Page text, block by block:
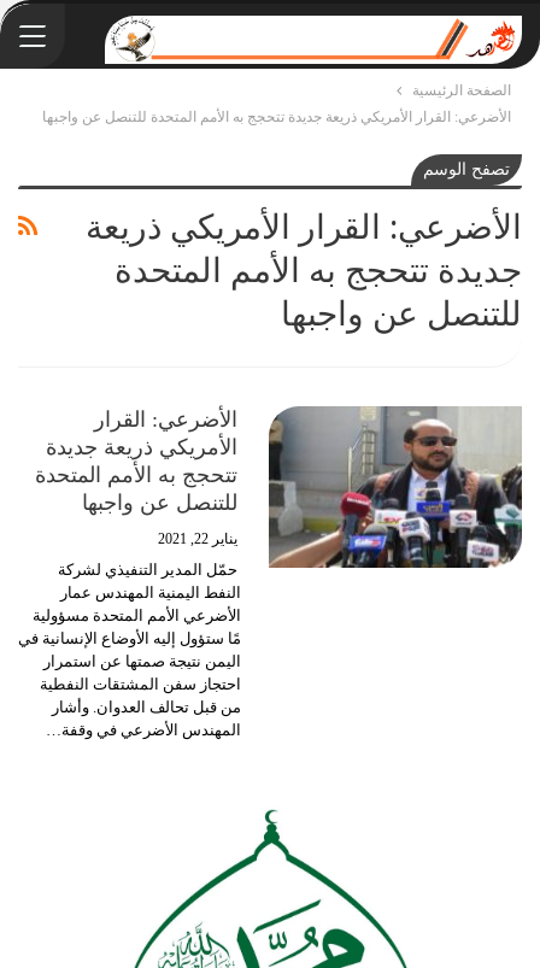
الصفحة الرئيسية
الأضرعي: القرار الأمريكي ذريعة جديدة تتحجج به الأمم المتحدة للتنصل عن واجبها
تصفح الوسم
الأضرعي: القرار الأمريكي ذريعة
جديدة تتحجج به الأمم المتحدة
للتنصل عن واجبها
الأضرعي: القرار
الأمريكي ذريعة جديدة
تتحجج به الأمم المتحدة
للتنصل عن واجبها
يناير 22, 2021
حمّل المدير التنفيذي لشركة
النفط اليمنية المهندس عمار
الأضرعي الأمم المتحدة مسؤولية
مًا ستؤول إليه الأوضاع الإنسانية في
اليمن نتيجة صمتها عن استمرار
احتجاز سفن المشتقات النفطية
من قبل تحالف العدوان. وأشار
المهندس الأضرعي في وقفة…